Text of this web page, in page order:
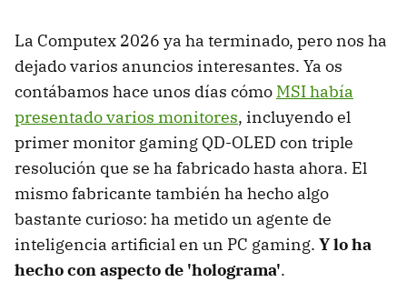
La Computex 2026 ya ha terminado, pero nos ha
dejado varios anuncios interesantes. Ya os
contábamos hace unos días cómo MSI había
presentado varios monitores, incluyendo el
primer monitor gaming QD-OLED con triple
resolución que se ha fabricado hasta ahora. El
mismo fabricante también ha hecho algo
bastante curioso: ha metido un agente de
inteligencia artificial en un PC gaming. Y lo ha
hecho con aspecto de 'holograma'.